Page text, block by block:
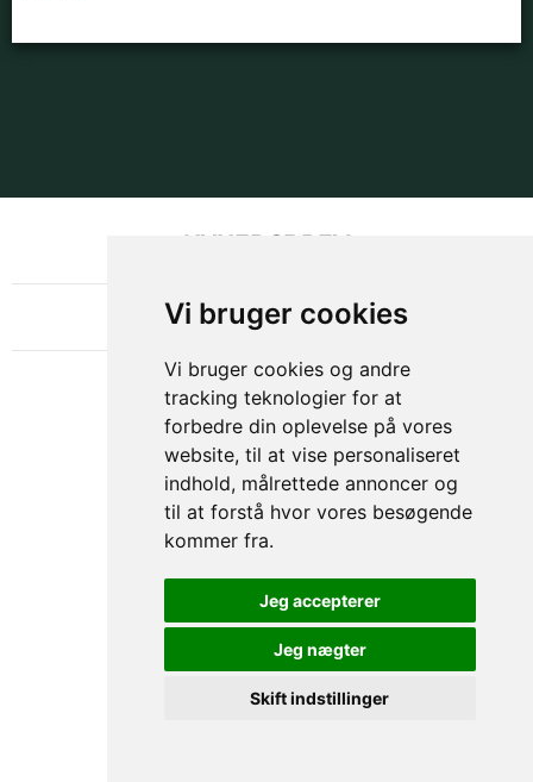
Vi bruger cookies
Vi bruger cookies og andre
tracking teknologier for at
forbedre din oplevelse på vores
website, til at vise personaliseret
indhold, målrettede annoncer og
til at forstå hvor vores besøgende
kommer fra.
Jeg accepterer
Jeg nægter
Skift indstillinger
NYHEDSBREV
OM GAMECHANGER